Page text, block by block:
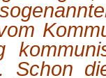
Schon